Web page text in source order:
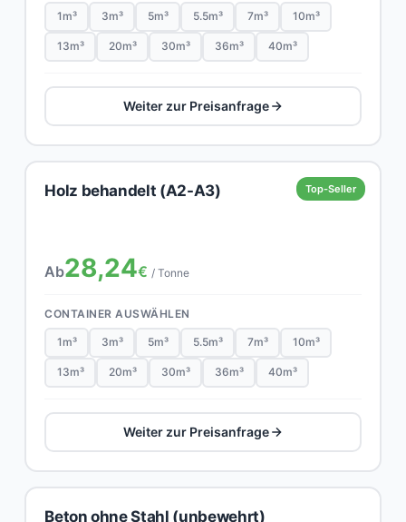
1m³ 3m³ 5m³ 5.5m³ 7m³ 10m³
13m³ 20m³ 30m³ 36m³ 40m³
Weiter zur Preisanfrage
Top-Seller
Holz behandelt (A2-A3)
Ab28,24€ / Tonne
CONTAINER AUSWÄHLEN
1m³ 3m³ 5m³ 5.5m³ 7m³ 10m³
13m³ 20m³ 30m³ 36m³ 40m³
Weiter zur Preisanfrage
Beton ohne Stahl (unbewehrt)